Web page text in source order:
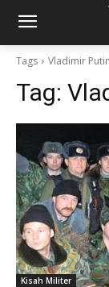
Tags Vladimir Putin
Tag:
Kisah Militer